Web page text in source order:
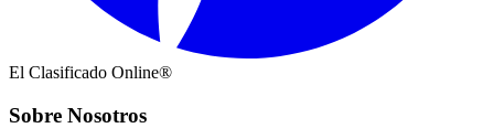
El Clasificado Online®
Sobre Nosotros